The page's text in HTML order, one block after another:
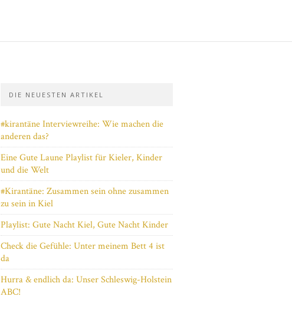
DIE NEUESTEN ARTIKEL
#kirantäne Interviewreihe: Wie machen die
anderen das?
Eine Gute Laune Playlist für Kieler, Kinder
und die Welt
#Kirantäne: Zusammen sein ohne zusammen
zu sein in Kiel
Playlist: Gute Nacht Kiel, Gute Nacht Kinder
Check die Gefühle: Unter meinem Bett 4 ist
da
Hurra & endlich da: Unser Schleswig-Holstein
ABC!